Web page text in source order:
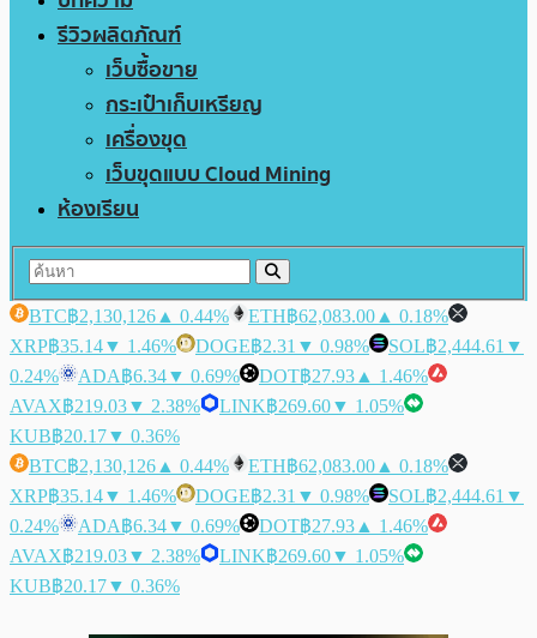
รีวิวผลิตภัณฑ์
เว็บซื้อขาย
กระเป๋าเก็บเหรียญ
เครื่องขุด
เว็บขุดแบบ Cloud Mining
ห้องเรียน
BTC฿2,130,126 ▲ 0.44% ETH฿62,083.00 ▲ 0.18%
XRP฿35.14▼ 1.46% DOGE฿2.31 ▼ 0.98% SOL฿2,444.61 ▼
0.24%
ADA฿6.34▼ 0.69% DOT฿27.93 ▲ 1.46%
AVAX฿219.03▼ 2.38% LINK฿269.60▼ 1.05%
KUB฿20.17▼ 0.36%
BTC฿2,130,126 ▲ 0.44% ETH฿62,083.00 ▲ 0.18%
XRP฿35.14▼ 1.46% DOGE฿2.31 ▼ 0.98% SOL฿2,444.61 ▼
0.24%
ADA฿6.34▼ 0.69% DOT฿27.93 ▲ 1.46%
AVAX฿219.03▼ 2.38% LINK฿269.60▼ 1.05%
KUB฿20.17▼ 0.36%